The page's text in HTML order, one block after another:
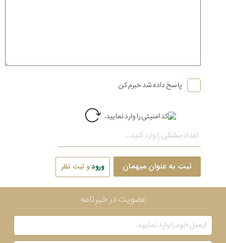
پاسخ داده شد خبرم کن
ثبت به عنوان میهمان ورودو ثبت نظر
عضویت در خبرنامه